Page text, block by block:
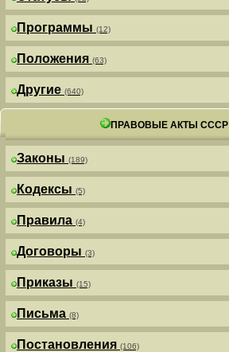
Программы (12)
Положения (63)
Другие (640)
ПРАВОВЫЕ АКТЫ СССР
Законы (189)
Кодексы (5)
Правила (4)
Договоры (3)
Приказы (15)
Письма (8)
Постановления (106)